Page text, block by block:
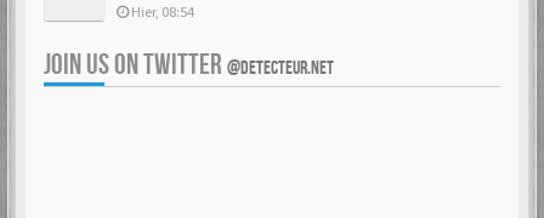
Hier, 08:54
JOIN US ON TWITTER @DETECTEUR.NET